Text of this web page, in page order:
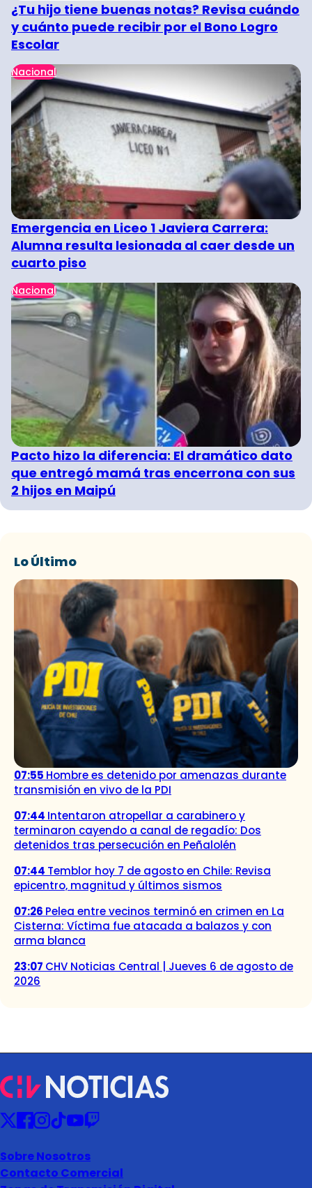
¿Tu hijo tiene buenas notas? Revisa cuándo
y cuánto puede recibir por el Bono Logro
Escolar
Nacional
Emergencia en Liceo 1 Javiera Carrera:
Alumna resulta lesionada al caer desde un
cuarto piso
Nacional
Pacto hizo la diferencia: El dramático dato
que entregó mamá tras encerrona con sus
2 hijos en Maipú
Lo Último
07:55 Hombre es detenido por amenazas durante
transmisión en vivo de la PDI
07:44 Intentaron atropellar a carabinero y
terminaron cayendo a canal de regadío: Dos
detenidos tras persecución en Peñalolén
07:44 Temblor hoy 7 de agosto en Chile: Revisa
epicentro, magnitud y últimos sismos
07:26 Pelea entre vecinos terminó en crimen en La
Cisterna: Víctima fue atacada a balazos y con
arma blanca
23:07 CHV Noticias Central | Jueves 6 de agosto de
2026
Sobre Nosotros
Contacto Comercial